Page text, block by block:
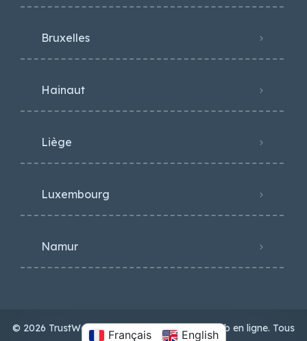
Bruxelles
Hainaut
Liège
Luxembourg
Namur
© 2026 TrustWeb - Comparateur d'agence web en ligne. Tous
Français English